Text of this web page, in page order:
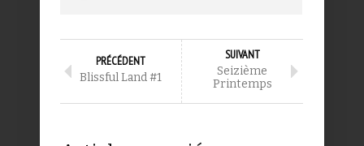
PRÉCÉDENT
Blissful Land #1
SUIVANT
Seizième
Printemps